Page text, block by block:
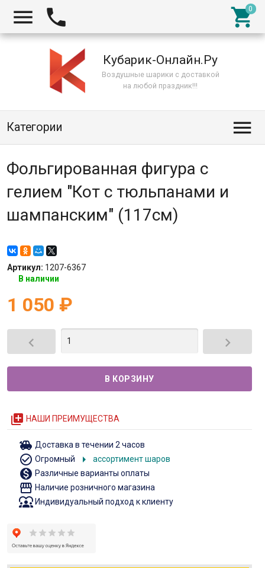
  
Кубарик-Онлайн.Ру
Воздушные шарики с доставкой
на любой праздник!!!
Категории 
Фольгированная фигура с
гелием "Кот с тюльпанами и
шампанским" (117см)
Артикул: 1207-6367
В наличии
1 050 ₽
 
queue НАШИ ПРЕИМУЩЕСТВА
toys Доставка в течении 2 часов
check_circle_outline Огромный arrow_right ассортимент шаров
monetization_on Различные варианты оплаты
storefront Наличие розничного магазина
diversity_1Индивидуальный подход к клиенту